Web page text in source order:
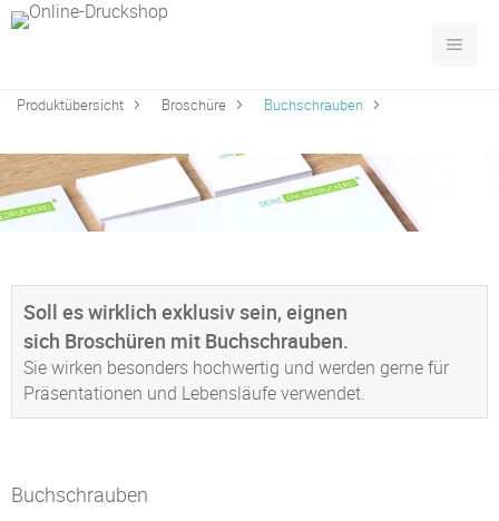
Produktübersicht Broschüre Buchschrauben
Soll es wirklich exklusiv sein, eignen
sich Broschüren mit Buchschrauben.
Sie wirken besonders hochwertig und werden gerne für
Präsentationen und Lebensläufe verwendet.
Buchschrauben